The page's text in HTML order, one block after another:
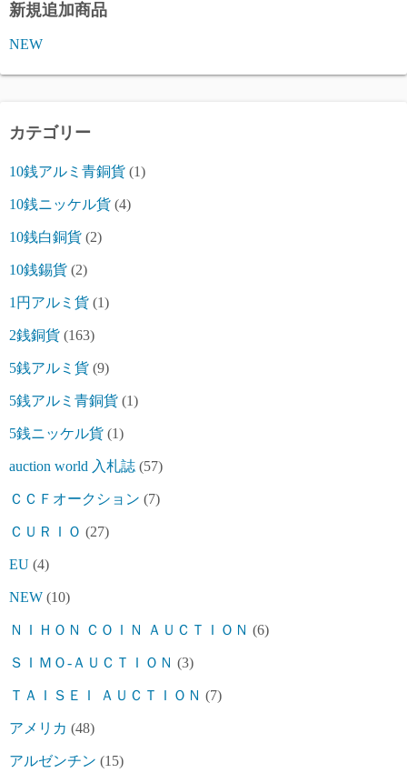
新規追加商品
NEW
カテゴリー
10銭アルミ青銅貨 (1)
10銭ニッケル貨 (4)
10銭白銅貨 (2)
10銭錫貨 (2)
1円アルミ貨 (1)
2銭銅貨 (163)
5銭アルミ貨 (9)
5銭アルミ青銅貨 (1)
5銭ニッケル貨 (1)
auction world 入札誌 (57)
ＣＣＦオークション (7)
ＣＵＲＩＯ (27)
EU (4)
NEW (10)
ＮＩＨＯＮ ＣＯＩＮ ＡＵＣＴＩＯＮ (6)
ＳＩＭＯ-ＡＵＣＴＩＯＮ (3)
ＴＡＩＳＥＩ ＡＵＣＴＩＯＮ (7)
アメリカ (48)
アルゼンチン (15)